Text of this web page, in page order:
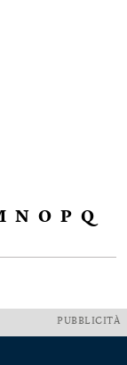
N O P Q
PUBBLICITÀ